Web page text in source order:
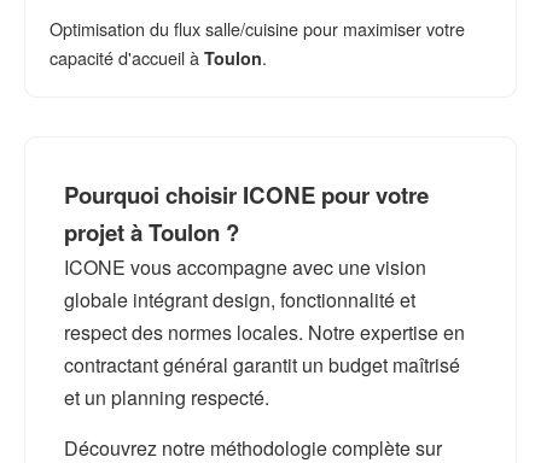
Optimisation du flux salle/cuisine pour maximiser votre
capacité d'accueil à Toulon.
Pourquoi choisir ICONE pour votre
projet à Toulon ?
ICONE vous accompagne avec une vision
globale intégrant design, fonctionnalité et
respect des normes locales. Notre expertise en
contractant général garantit un budget maîtrisé
et un planning respecté.
Découvrez notre méthodologie complète sur